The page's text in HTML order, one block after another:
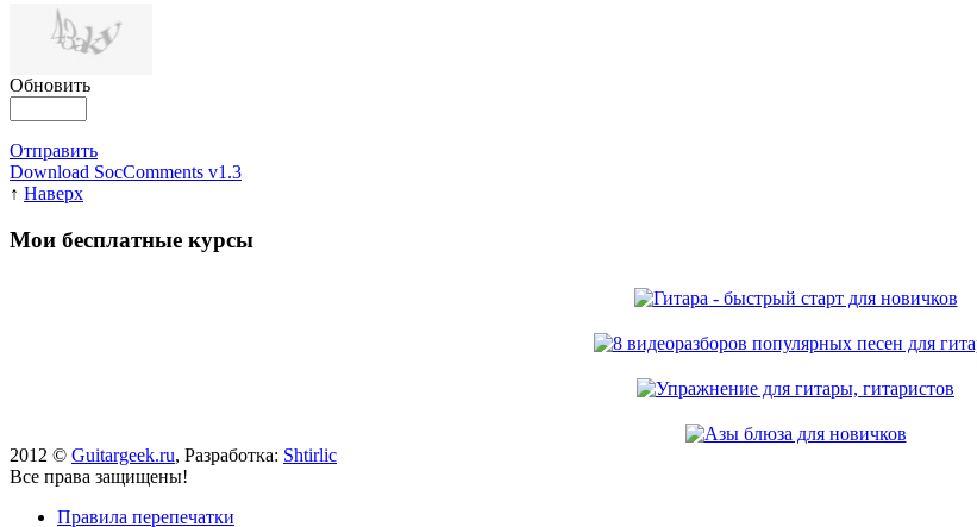
Обновить
Отправить
Download SocComments v1.3
↑ Наверх
Мои бесплатные курсы
2012 © Guitargeek.ru, Разработка: Shtirlic
Все права защищены!
Правила перепечатки